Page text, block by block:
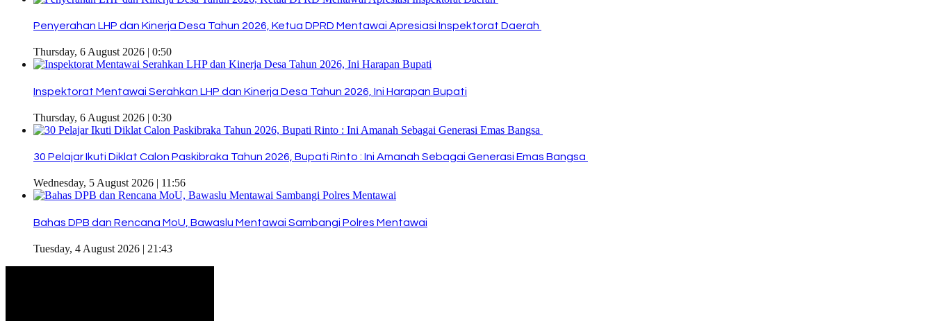
Penyerahan LHP dan Kinerja Desa Tahun 2026, Ketua DPRD Mentawai Apresiasi Inspektorat Daerah
Thursday, 6 August 2026 | 0:50
Inspektorat Mentawai Serahkan LHP dan Kinerja Desa Tahun 2026, Ini Harapan Bupati
Thursday, 6 August 2026 | 0:30
30 Pelajar Ikuti Diklat Calon Paskibraka Tahun 2026, Bupati Rinto : Ini Amanah Sebagai Generasi Emas Bangsa
Wednesday, 5 August 2026 | 11:56
Bahas DPB dan Rencana MoU, Bawaslu Mentawai Sambangi Polres Mentawai
Tuesday, 4 August 2026 | 21:43